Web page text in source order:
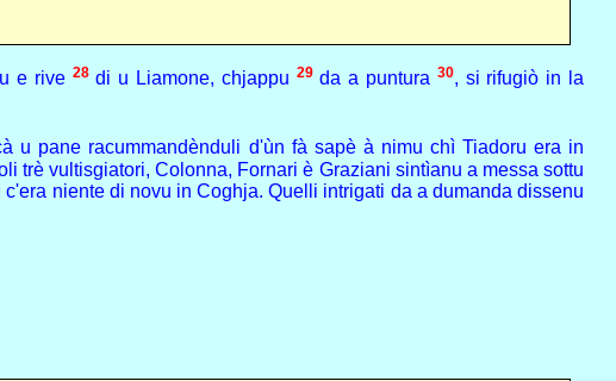
e rive 28di u Liamone, chjappu 29da a puntura 30, si rifugiò in la
u pane racummandènduli d'ùn fà sapè à nimu chì Tiadoru era in
trè vultisgiatori, Colonna, Fornari è Graziani sintìanu a messa sottu
niente di novu in Coghja. Quelli intrigati da a dumanda dissenu